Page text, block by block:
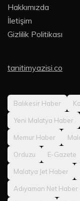
Hakkımızda
İletişim
Gizlilik Politikası
tanitimyazisi.co
Balıkesir Haber
Yeni Malatya Haber
Memur Haber
Orduzu E-Gazete
Malatya Jet Haber
Adıyaman Net Haber